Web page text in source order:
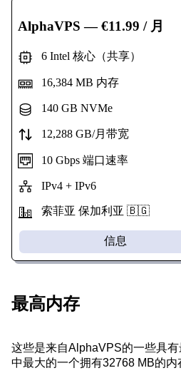
AlphaVPS — €11.99 / 月
6 Intel 核心（共享）
16,384 MB 内存
140 GB NVMe
12,288 GB/月带宽
10 Gbps 端口速率
IPv4 + IPv6
索菲亚 保加利亚 🇧🇬
信息
最高内存
这些是来自AlphaVPS的一些具
中最大的一个拥有32768 MB的内